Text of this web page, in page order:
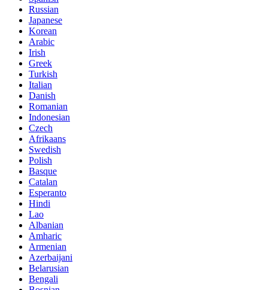
Russian
Japanese
Korean
Arabic
Irish
Greek
Turkish
Italian
Danish
Romanian
Indonesian
Czech
Afrikaans
Swedish
Polish
Basque
Catalan
Esperanto
Hindi
Lao
Albanian
Amharic
Armenian
Azerbaijani
Belarusian
Bengali